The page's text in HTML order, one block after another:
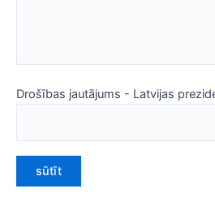
Drošības jautājums - Latvijas